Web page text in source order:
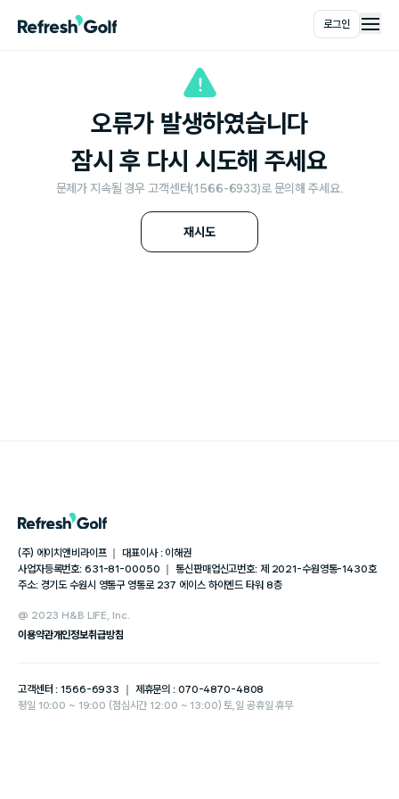
로그인 메인
오류가 발생하였습니다
잠시 후 다시 시도해 주세요
문제가 지속될 경우 고객센터(1566-6933)로 문의해 주세요.
재시도
(주) 에이치앤비라이프 ｜ 대표이사 : 이해권
사업자등록번호: 631-81-00050 ｜ 통신판매업신고번호: 제 2021-수원영통-1430호
주소: 경기도 수원시 영통구 영통로 237 에이스 하이엔드 타워 8층
@ 2023 H&B LIFE, Inc.
이용약관개인정보취급방침
고객센터 : 1566-6933 ｜ 제휴문의 : 070-4870-4808
평일 10:00 ~ 19:00 (점심시간 12:00 ~ 13:00) 토,일 공휴일 휴무